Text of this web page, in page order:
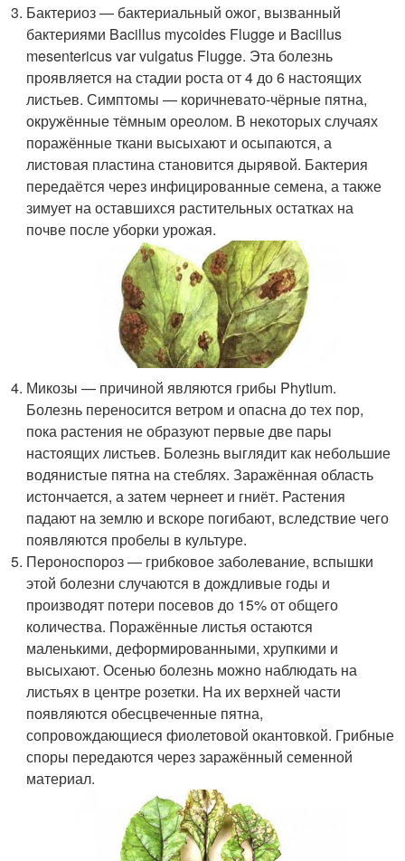
Бактериоз — бактериальный ожог, вызванный
бактериями Bacillus mycoides Flugge и Bacillus
mesentericus var vulgatus Flugge. Эта болезнь
проявляется на стадии роста от 4 до 6 настоящих
листьев. Симптомы — коричневато-чёрные пятна,
окружённые тёмным ореолом. В некоторых случаях
поражённые ткани высыхают и осыпаются, а
листовая пластина становится дырявой. Бактерия
передаётся через инфицированные семена, а также
зимует на оставшихся растительных остатках на
почве после уборки урожая.
Микозы — причиной являются грибы Phytium.
Болезнь переносится ветром и опасна до тех пор,
пока растения не образуют первые две пары
настоящих листьев. Болезнь выглядит как небольшие
водянистые пятна на стеблях. Заражённая область
истончается, а затем чернеет и гниёт. Растения
падают на землю и вскоре погибают, вследствие чего
появляются пробелы в культуре.
Пероноспороз — грибковое заболевание, вспышки
этой болезни случаются в дождливые годы и
производят потери посевов до 15% от общего
количества. Поражённые листья остаются
маленькими, деформированными, хрупкими и
высыхают. Осенью болезнь можно наблюдать на
листьях в центре розетки. На их верхней части
появляются обесцвеченные пятна,
сопровождающиеся фиолетовой окантовкой. Грибные
споры передаются через заражённый семенной
материал.